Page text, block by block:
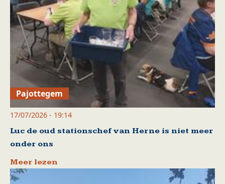
Pajottegem
17/07/2026 - 19:14
Luc de oud stationschef van Herne is niet meer
onder ons
Meer lezen